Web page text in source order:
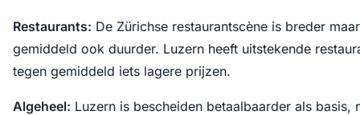
Restaurants: De Zürichse restaurantscène is breder maar
gemiddeld ook duurder. Luzern heeft uitstekende
tegen gemiddeld iets lagere prijzen.
Algeheel: Luzern is bescheiden betaalbaarder als basis,